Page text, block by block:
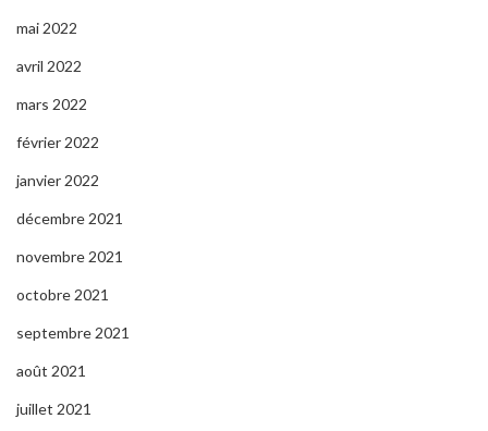
mai 2022
avril 2022
mars 2022
février 2022
janvier 2022
décembre 2021
novembre 2021
octobre 2021
septembre 2021
août 2021
juillet 2021